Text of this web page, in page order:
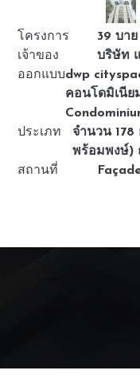
โครงการ
39 บา
เจ้าของ
บริษัท
ออกแบบdwp
คอนโดมิเนีย
ประเภท
จำนวน
พร้อมพงษ์)
สถานที่